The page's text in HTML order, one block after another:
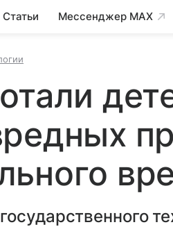
Статьи Мессенджер MAX